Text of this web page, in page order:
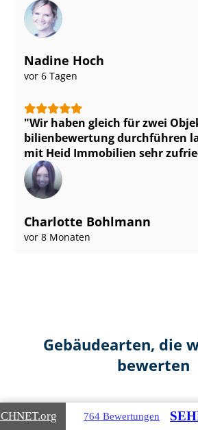
Nadine Hoch
vor 6 Tagen
Wir haben gleich für zwei
bi­li­en­be­wer­tung durchführen
mit Heid Immobilien sehr
Charlotte Bohlmann
vor 8 Monaten
Gebäudearten, die
bewerten
.org 764 Bewertungen